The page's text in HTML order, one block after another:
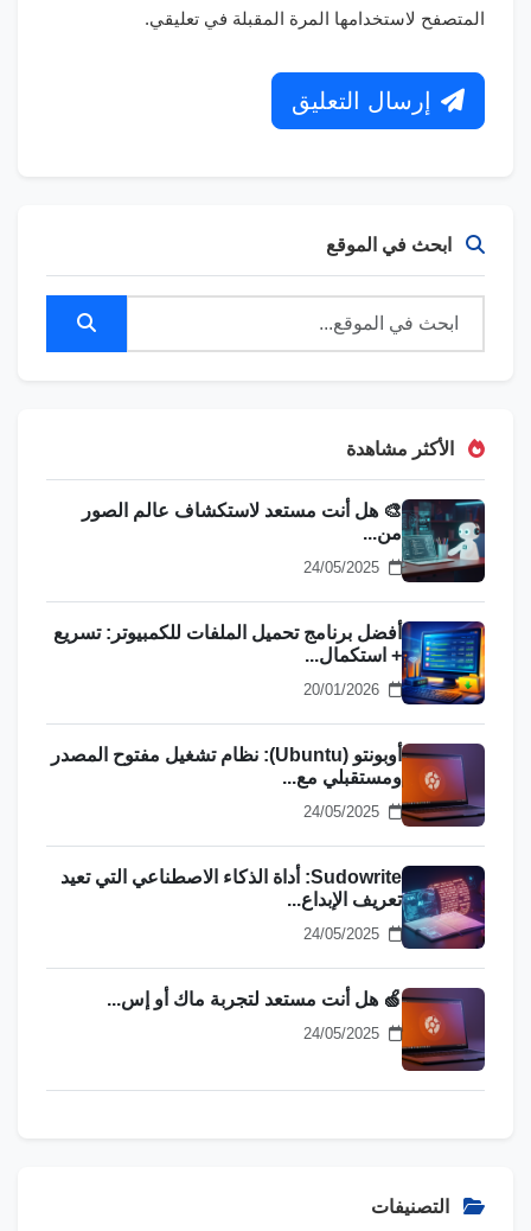
المتصفح لاستخدامها المرة المقبلة في تعليقي.
إرسال التعليق
ابحث في الموقع
الأكثر مشاهدة
🎨 هل أنت مستعد لاستكشاف عالم الصور
من...
أفضل برنامج تحميل الملفات للكمبيوتر: تسريع
+ استكمال...
أوبونتو (Ubuntu): نظام تشغيل مفتوح المصدر
ومستقبلي مع...
Sudowrite: أداة الذكاء الاصطناعي التي تعيد
تعريف الإبداع...
🍏 هل أنت مستعد لتجربة ماك أو إس...
التصنيفات